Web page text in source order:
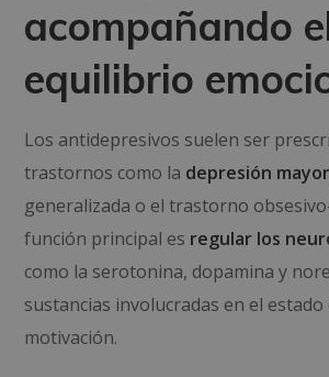
acompañando
equilibrio
Los antidepresivos suelen ser
trastornos como la depresión mayor
generalizada o el trastorno
función principal es regular los
como la serotonina, dopamina y
sustancias involucradas en el estado
motivación.